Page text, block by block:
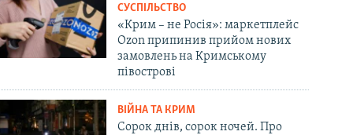
СУСПІЛЬСТВО
«Крим – не Росія»: маркетплейс
Ozon припинив прийом нових
замовлень на Кримському
півострові
ВІЙНА ТА КРИМ
Сорок днів, сорок ночей. Про